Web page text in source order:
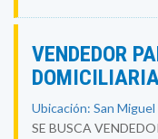
VENDEDOR
Ubicación: San
SE BUSCA